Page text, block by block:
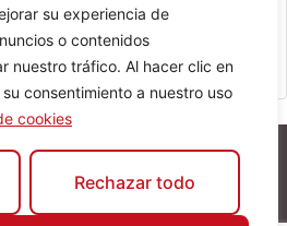
su experiencia de
o contenidos
nuestro tráfico. Al hacer clic en
consentimiento a nuestro uso
cookies
Rechazar todo